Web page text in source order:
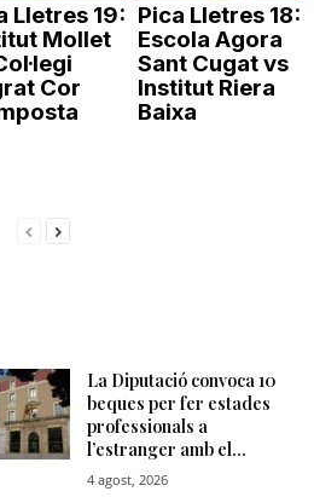
Lletres 19:
Mollet
Cor
Pica Lletres 18:
Escola Agora
Sant Cugat vs
Institut Riera
Baixa